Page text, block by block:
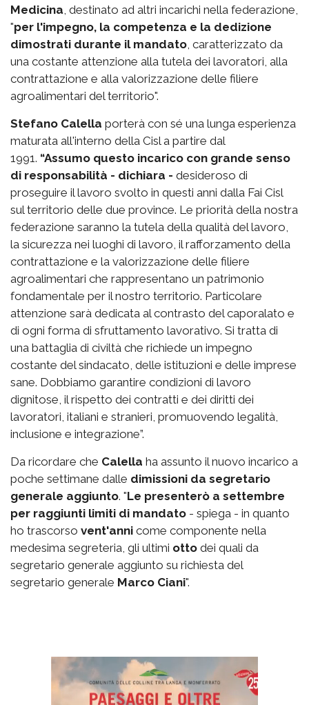
Medicina , destinato ad altri incarichi nella federazione,
"per l'impegno, la competenza e la dedizione
dimostrati durante il mandato , caratterizzato da
una costante attenzione alla tutela dei lavoratori, alla
contrattazione e alla valorizzazione delle filiere
agroalimentari del territorio".
Stefano Calella porterà con sé una lunga esperienza
maturata all'interno della Cisl a partire dal
1991. “Assumo questo incarico con grande senso
di responsabilità - dichiara - desideroso di
proseguire il lavoro svolto in questi anni dalla Fai Cisl
sul territorio delle due province. Le priorità della nostra
federazione saranno la tutela della qualità del lavoro,
la sicurezza nei luoghi di lavoro, il rafforzamento della
contrattazione e la valorizzazione delle filiere
agroalimentari che rappresentano un patrimonio
fondamentale per il nostro territorio. Particolare
attenzione sarà dedicata al contrasto del caporalato e
di ogni forma di sfruttamento lavorativo. Si tratta di
una battaglia di civiltà che richiede un impegno
costante del sindacato, delle istituzioni e delle imprese
sane. Dobbiamo garantire condizioni di lavoro
dignitose, il rispetto dei contratti e dei diritti dei
lavoratori, italiani e stranieri, promuovendo legalità,
inclusione e integrazione”.
Da ricordare che Calella ha assunto il nuovo incarico a
poche settimane dalle dimissioni da segretario
generale aggiunto. "Le presenterò a settembre
per raggiunti limiti di mandato - spiega - in quanto
ho trascorso vent'anni come componente nella
medesima segreteria, gli ultimi otto dei quali da
segretario generale aggiunto su richiesta del
segretario generale Marco Ciani".